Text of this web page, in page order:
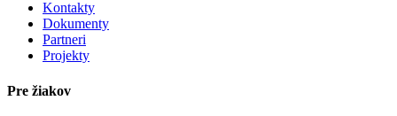
Kontakty
Dokumenty
Partneri
Projekty
Pre žiakov